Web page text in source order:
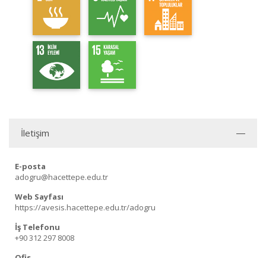
İletişim
E-posta
adogru@hacettepe.edu.tr
Web Sayfası
https://avesis.hacettepe.edu.tr/adogru
İş Telefonu
+90 312 297 8008